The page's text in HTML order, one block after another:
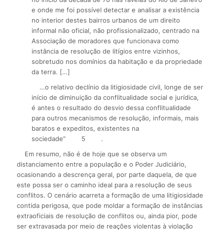
e onde me foi possível detectar e analisar a existência
no interior destes bairros urbanos de um direito
informal não oficial, não profissionalizado, centrado na
Associação de moradores que funcionava como
instância de resolução de litígios entre vizinhos,
sobretudo nos domínios da habitação e da propriedade
da terra. […]
…o relativo declínio da litigiosidade civil, longe de ser
início de diminuição da conflitualidade social e jurídica,
é antes o resultado do desvio dessa conflitualidade
para outros mecanismos de resolução, informais, mais
baratos e expeditos, existentes na
sociedade”
5
.
Em resumo, não é de hoje que se observa um
distanciamento entre a população e o Poder Judiciário,
ocasionando a descrença geral, por parte daquela, de que
este possa ser o caminho ideal para a resolução de seus
conflitos. O cenário acarreta a formação de uma litigiosidade
contida perigosa, que pode moldar a formação de instâncias
extraoficiais de resolução de conflitos ou, ainda pior, pode
ser extravasada por meio de reações violentas à violação